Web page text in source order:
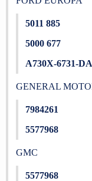
5011 885
5000 677
A730X-6731-DA
GENERAL
7984261
5577968
GMC
5577968